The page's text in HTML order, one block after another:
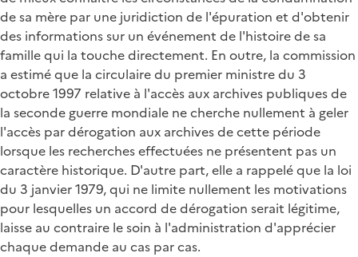
de sa mère par une juridiction de l'épuration et d'obtenir
des informations sur un événement de l'histoire de sa
famille qui la touche directement. En outre, la commission
a estimé que la circulaire du premier ministre du 3
octobre 1997 relative à l'accès aux archives publiques de
la seconde guerre mondiale ne cherche nullement à geler
l'accès par dérogation aux archives de cette période
lorsque les recherches effectuées ne présentent pas un
caractère historique. D'autre part, elle a rappelé que la loi
du 3 janvier 1979, qui ne limite nullement les motivations
pour lesquelles un accord de dérogation serait légitime,
laisse au contraire le soin à l'administration d'apprécier
chaque demande au cas par cas.